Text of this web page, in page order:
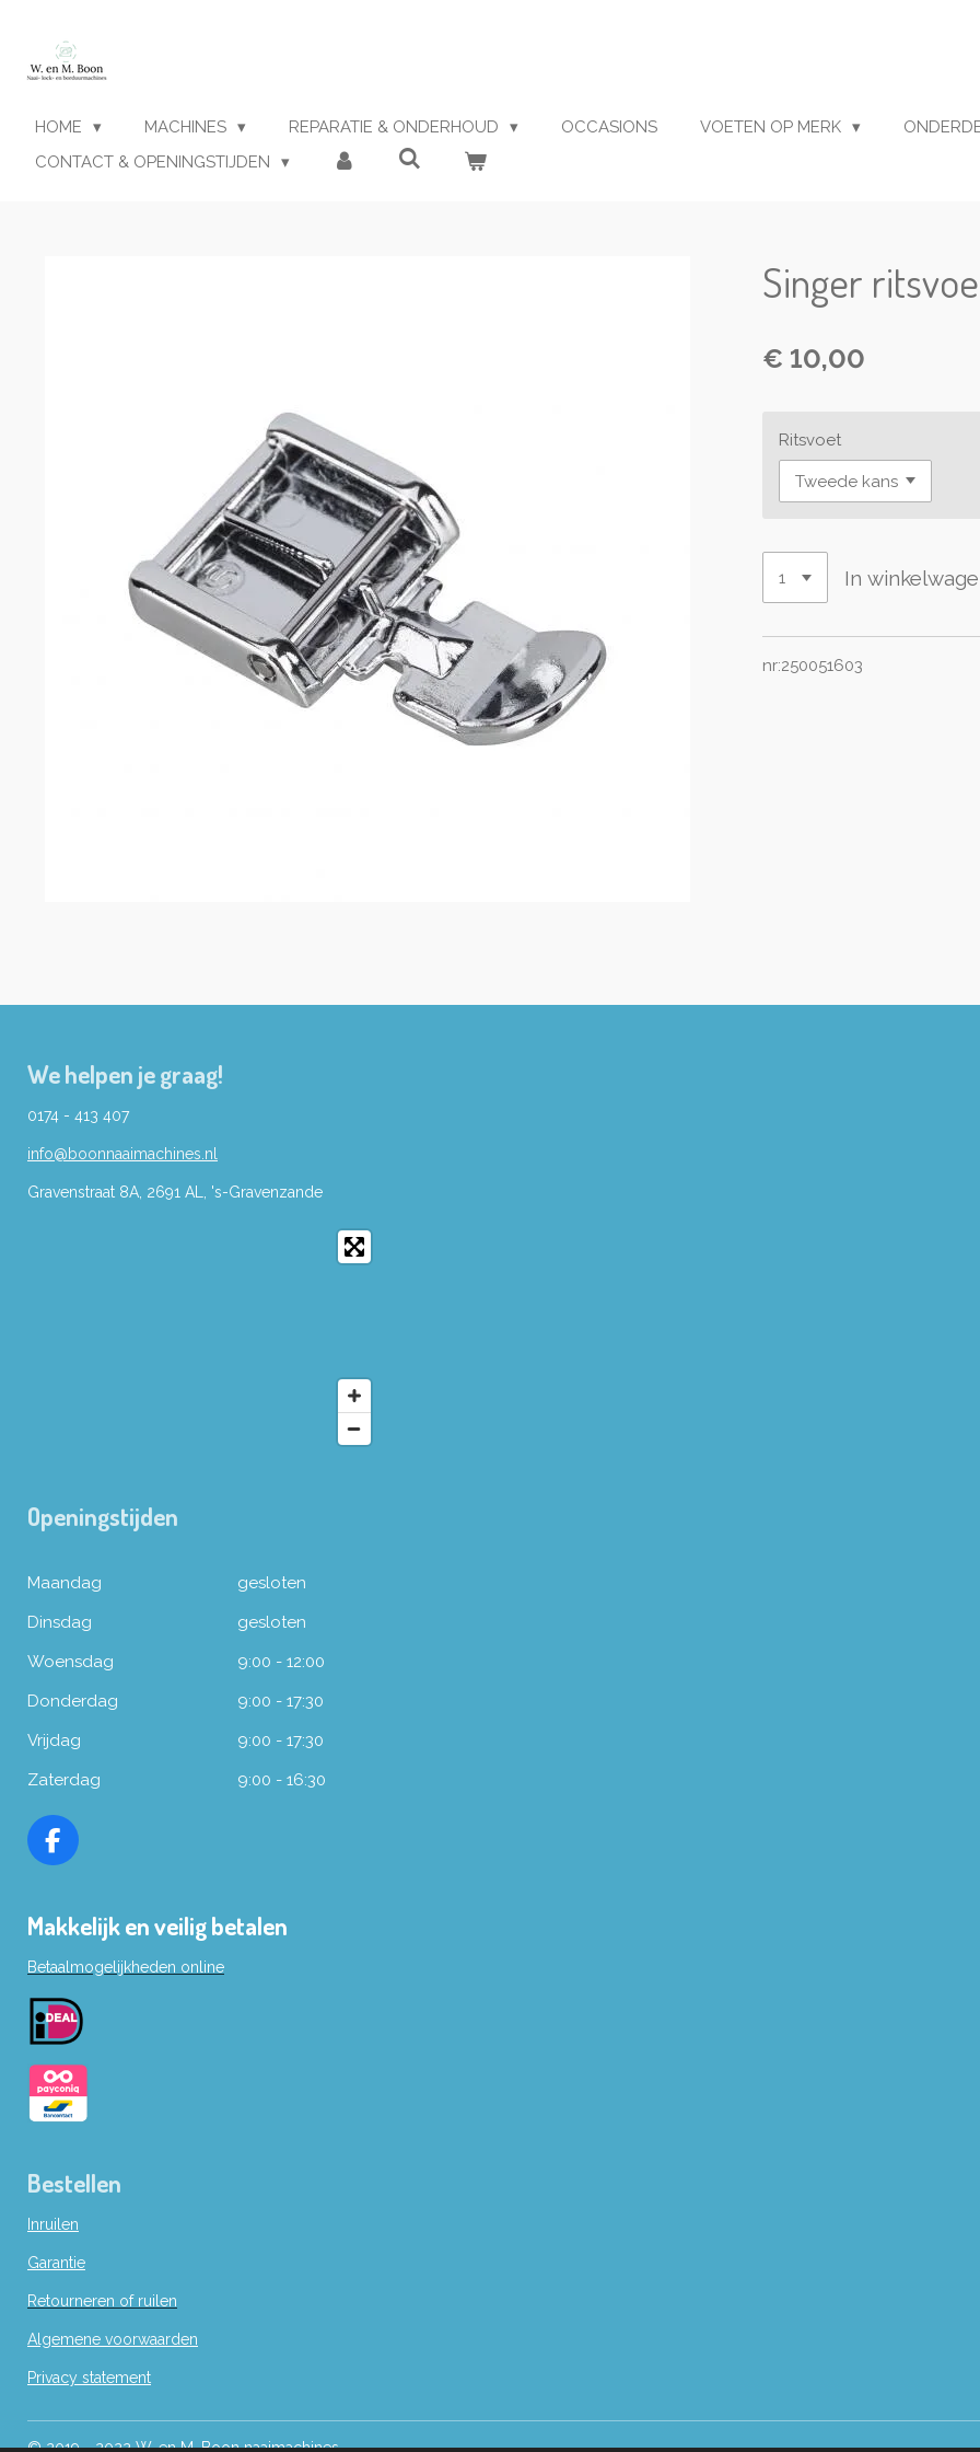
naar
hoofdinhoud
HOME MACHINES REPARATIE & ONDERHOUD OCCASIONS VOETEN OP MERK
CONTACT & OPENINGSTIJDEN
Singer
€ 10,00
Ritsvoet
In
nr:250051603
We helpen je graag!
0174 - 413 407
info@boonnaaimachines.nl
Gravenstraat 8A, 2691 AL, 's-Gravenzande
Openingstijden
Maandag
gesloten
Dinsdag
gesloten
Woensdag
9:00 - 12:00
Donderdag
9:00 - 17:30
Vrijdag
9:00 - 17:30
Zaterdag
9:00 - 16:30
F
e
o
o
k
Makkelijk en veilig betalen
Betaalmogelijkheden online
Bestellen
Inruilen
Garantie
Retourneren of ruilen
Algemene voorwaarden
Privacy statement
© 2019 - 2022 W. en M. Boon naaimachines.